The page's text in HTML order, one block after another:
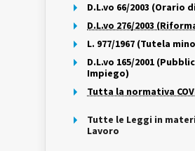
D.L.vo 66/2003 (Orario
D.L.vo 276/2003
L. 977/1967 (Tutela
D.L.vo 165/2001
Impiego)
Tutta la normativa
Tutte le Leggi in
Lavoro